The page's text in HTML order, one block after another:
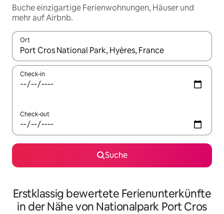
Buche einzigartige Ferienwohnungen, Häuser und
mehr auf Airbnb.
Ort
Wenn Ergebnisse verfügbar sind, navigiere mit den
Check-in
Check-out
Suche
Erstklassig bewertete Ferienunterkünfte
in der Nähe von Nationalpark Port Cros